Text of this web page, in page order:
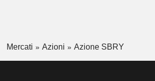
Mercati Azioni Azione SBRY